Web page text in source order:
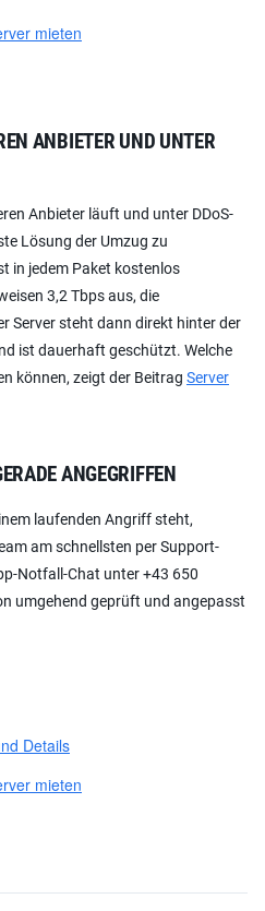
mieten
ANBIETER UND UNTER
Anbieter läuft und unter DDoS-
Lösung der Umzug zu
in jedem Paket kostenlos
3,2 Tbps aus, die
Server steht dann direkt hinter der
ist dauerhaft geschützt. Welche
können, zeigt der Beitrag Server
ANGEGRIFFEN
laufenden Angriff steht,
am schnellsten per Support-
Notfall-Chat unter +43 650
umgehend geprüft und angepasst
Details
mieten